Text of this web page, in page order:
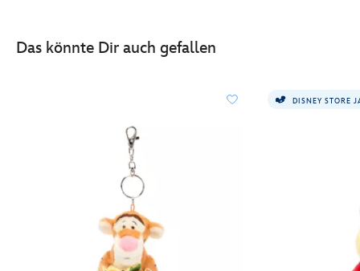
mit-
http://schema.org/InStock
Das könnte Dir auch gefallen
DISNEY STORE